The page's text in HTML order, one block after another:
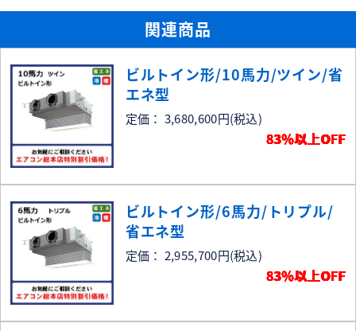
関連商品
ビルトイン形/10馬力/ツイン/省
エネ型
定価： 3,680,600円(税込)
83％以上OFF
ビルトイン形/6馬力/トリプル/
省エネ型
定価： 2,955,700円(税込)
83％以上OFF